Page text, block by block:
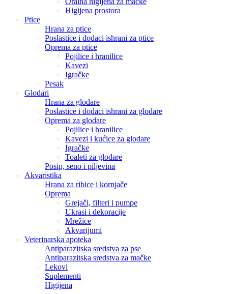
Higijena prostora
Ptice
Hrana za ptice
Poslastice i dodaci ishrani za ptice
Oprema za ptice
Pojilice i hranilice
Kavezi
Igračke
Pesak
Glodari
Hrana za glodare
Poslastice i dodaci ishrani za glodare
Oprema za glodare
Pojilice i hranilice
Kavezi i kućice za glodare
Igračke
Toaleti za glodare
Posip, seno i piljevina
Akvaristika
Hrana za ribice i kornjače
Oprema
Grejači, filteri i pumpe
Ukrasi i dekoracije
Mrežice
Akvarijumi
Veterinarska apoteka
Antiparazitska sredstva za pse
Antiparazitska sredstva za mačke
Lekovi
Suplementi
Higijena